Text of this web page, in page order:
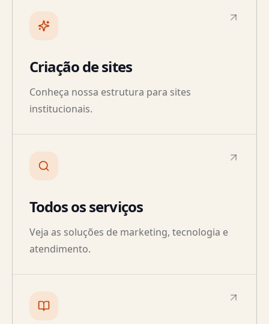
Criação de sites
Conheça nossa estrutura para sites
institucionais.
Todos os serviços
Veja as soluções de marketing, tecnologia e
atendimento.